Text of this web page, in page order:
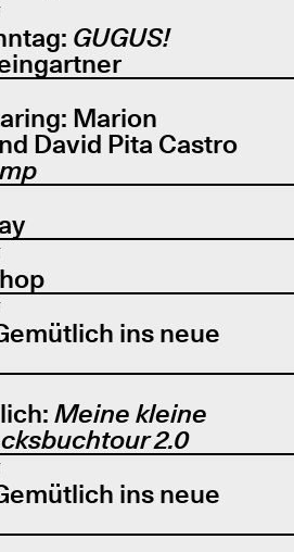
GUGUS!
Marion
David Pita Castro
ins neue
Meine kleine
2.0
ins neue